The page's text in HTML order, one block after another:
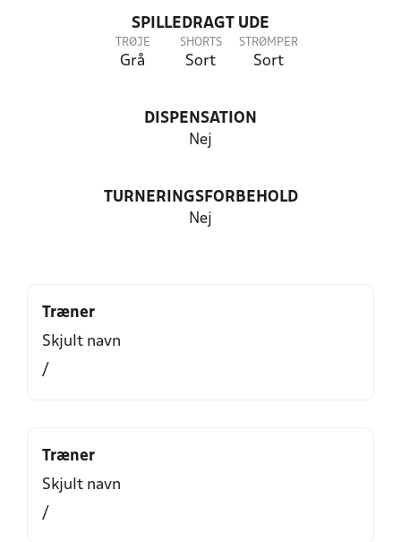
SPILLEDRAGT UDE
TRØJE
Grå
SHORTS
Sort
STRØMPER
Sort
DISPENSATION
Nej
TURNERINGSFORBEHOLD
Nej
Træner
Skjult navn
/
Træner
Skjult navn
/